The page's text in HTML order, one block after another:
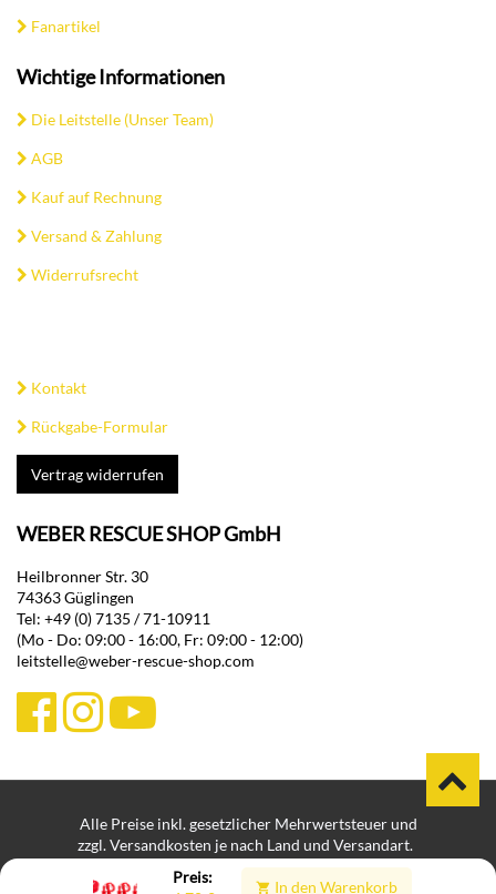
Preis:
In den Warenkorb
Fanartikel
Wichtige Informationen
Die Leitstelle (Unser Team)
AGB
Kauf auf Rechnung
Versand & Zahlung
Widerrufsrecht
Kontakt
Rückgabe-Formular
Vertrag widerrufen
WEBER RESCUE SHOP GmbH
Heilbronner Str. 30
74363 Güglingen
Tel: +49 (0) 7135 / 71-10911
(Mo - Do: 09:00 - 16:00, Fr: 09:00 - 12:00)
leitstelle@weber-rescue-shop.com
Alle Preise inkl. gesetzlicher Mehrwertsteuer und
zzgl. Versandkosten je nach Land und Versandart.
Bei Lieferungen in Nicht-EU-Länder können zusätzliche Zölle,
Steuern und Gebühren anfallen.